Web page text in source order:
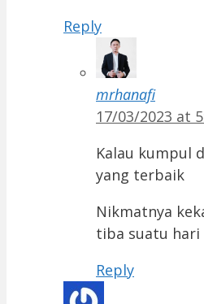
Reply
mrhanafi
17/03/2023 at
Kalau kumpul
yang terbaik
Nikmatnya
tiba suatu hari
Reply